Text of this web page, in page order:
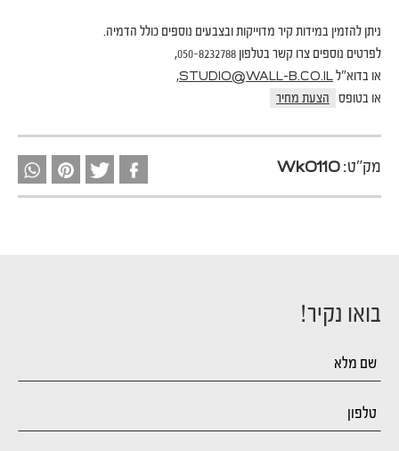
ניתן להזמין במידות קיר מדוייקות ובצבעים נוספים כולל הדמיה.
לפרטים נוספים צרו קשר בטלפון 050-8232788,
או בדוא"לSTUDIO@WALL-B.CO.IL
,
או בטופס
הצעת מחיר
מק"ט:Wk0110
בואו נקיר!